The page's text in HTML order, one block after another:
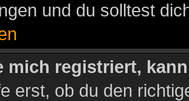
und du solltest
mich registriert,
erst, ob du den